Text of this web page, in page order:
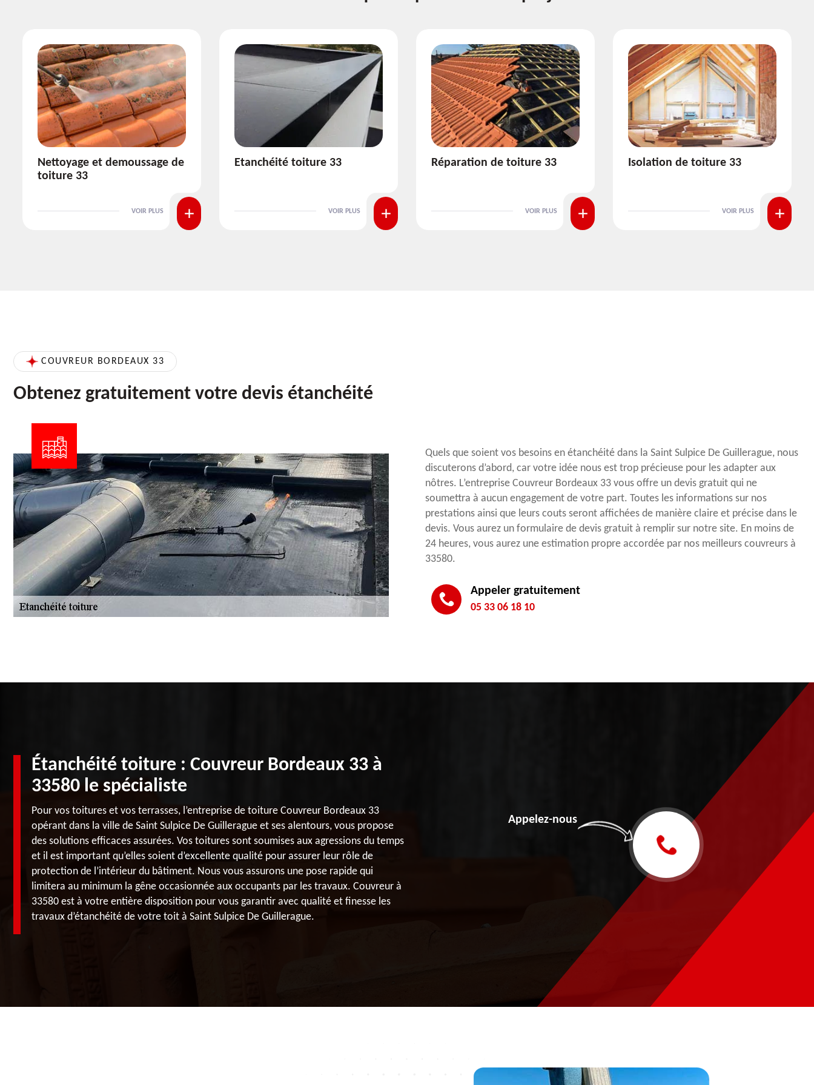
Etanchéité toiture 33
VOIR PLUS
Réparation de toiture 33
VOIR PLUS
Isolation de toiture 33
VOIR PLUS
Pose et nettoyage de
VOIR PLUS
COUVREUR BORDEAUX 33
Obtenez gratuitement votre devis étanchéité
Quels que soient vos besoins en étanchéité dans la Saint Sulpice De Guillerague, nous
discuterons d’abord, car votre idée nous est trop précieuse pour les adapter aux
nôtres. L’entreprise Couvreur Bordeaux 33 vous offre un devis gratuit qui ne
soumettra à aucun engagement de votre part. Toutes les informations sur nos
prestations ainsi que leurs couts seront affichées de manière claire et précise dans le
devis. Vous aurez un formulaire de devis gratuit à remplir sur notre site. En moins de
24 heures, vous aurez une estimation propre accordée par nos meilleurs couvreurs à
33580.
Appeler gratuitement
05 33 06 18 10
Étanchéité toiture : Couvreur Bordeaux 33 à
33580 le spécialiste
Pour vos toitures et vos terrasses, l’entreprise de toiture Couvreur Bordeaux 33
opérant dans la ville de Saint Sulpice De Guillerague et ses alentours, vous propose
des solutions efficaces assurées. Vos toitures sont soumises aux agressions du temps
et il est important qu’elles soient d’excellente qualité pour assurer leur rôle de
protection de l’intérieur du bâtiment. Nous vous assurons une pose rapide qui
limitera au minimum la gêne occasionnée aux occupants par les travaux. Couvreur à
33580 est à votre entière disposition pour vous garantir avec qualité et finesse les
travaux d’étanchéité de votre toit à Saint Sulpice De Guillerague.
Appelez-nous